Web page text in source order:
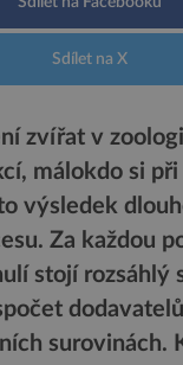
Sdílet na X
zvířat v
málokdo si
výsledek
Za každou
stojí rozsáhlý
surovinách.